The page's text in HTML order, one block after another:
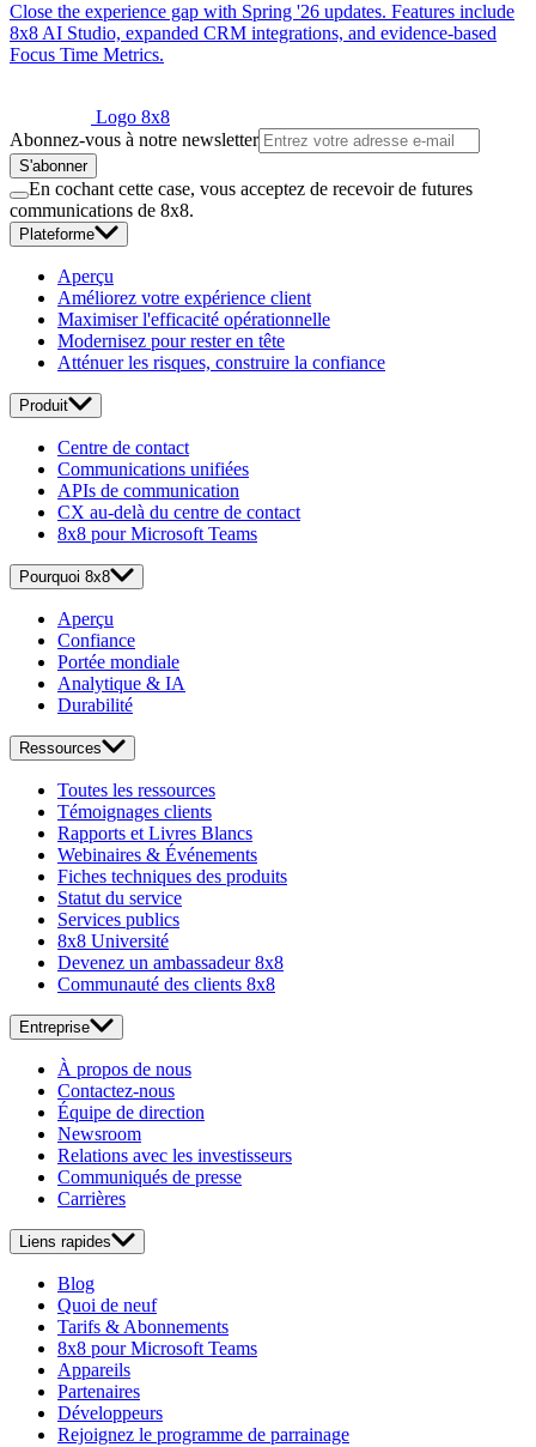
Close the experience gap with Spring '26 updates. Features include
8x8 AI Studio, expanded CRM integrations, and evidence-based
Focus Time Metrics.
Logo 8x8
Abonnez-vous à notre newsletter
S'abonner
En cochant cette case, vous acceptez de recevoir de futures
communications de 8x8.
Plateforme
Aperçu
Améliorez votre expérience client
Maximiser l'efficacité opérationnelle
Modernisez pour rester en tête
Atténuer les risques, construire la confiance
Produit
Centre de contact
Communications unifiées
APIs de communication
CX au-delà du centre de contact
8x8 pour Microsoft Teams
Pourquoi 8x8
Aperçu
Confiance
Portée mondiale
Analytique & IA
Durabilité
Ressources
Toutes les ressources
Témoignages clients
Rapports et Livres Blancs
Webinaires & Événements
Fiches techniques des produits
Statut du service
Services publics
8x8 Université
Devenez un ambassadeur 8x8
Communauté des clients 8x8
Entreprise
À propos de nous
Contactez-nous
Équipe de direction
Newsroom
Relations avec les investisseurs
Communiqués de presse
Carrières
Liens rapides
Blog
Quoi de neuf
Tarifs & Abonnements
8x8 pour Microsoft Teams
Appareils
Partenaires
Développeurs
Rejoignez le programme de parrainage